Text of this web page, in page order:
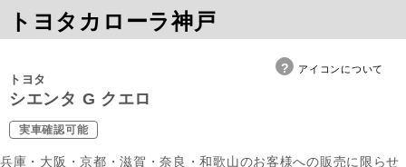
トヨタカローラ神戸
アイコンについて
トヨタ
シエンタ G クエロ
実車確認可能
兵庫・大阪・京都・滋賀・奈良・和歌山のお客様への販売に限らせ